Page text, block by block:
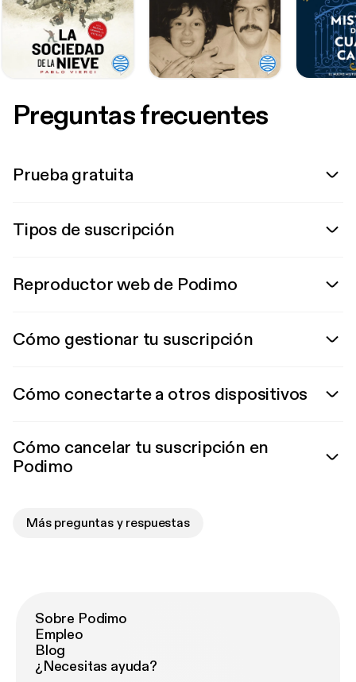
Preguntas frecuentes
Prueba gratuita
Tipos de suscripción
Reproductor web de Podimo
Cómo gestionar tu suscripción
Cómo conectarte a otros dispositivos
Cómo cancelar tu suscripción en
Podimo
Más preguntas y respuestas
Sobre Podimo
Empleo
Blog
¿Necesitas ayuda?